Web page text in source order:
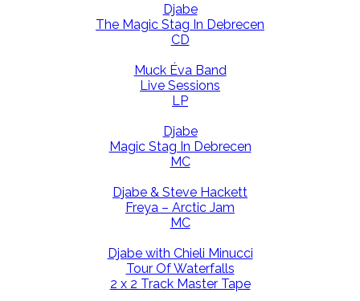
Djabe
The Magic Stag In Debrecen
CD
Muck Éva Band
Live Sessions
LP
Djabe
Magic Stag In Debrecen
MC
Djabe & Steve Hackett
Freya – Arctic Jam
MC
Djabe with Chieli Minucci
Tour Of Waterfalls
2 x 2 Track Master Tape